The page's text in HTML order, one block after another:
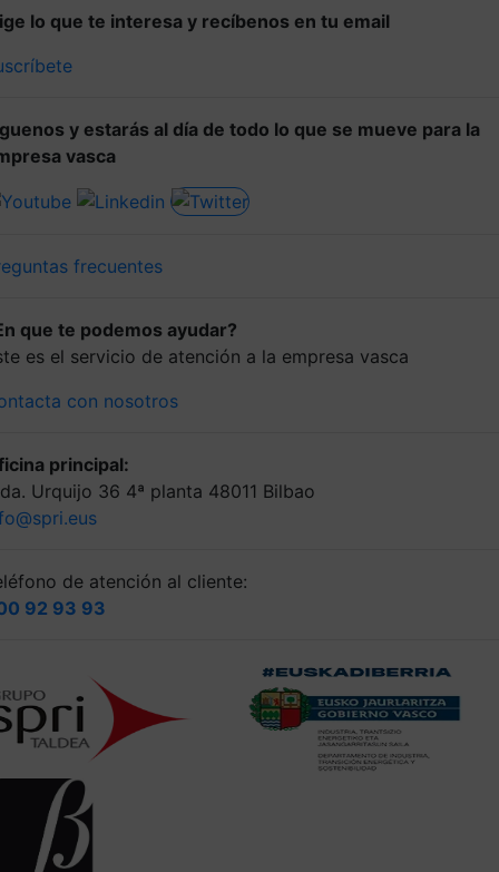
lo que te interesa y recíbenos en tu email
y estarás al día de todo lo que se mueve para la
vasca
frecuentes
que te podemos ayudar?
es el servicio de atención a la empresa vasca
con nosotros
principal:
Urquijo 36 4ª planta 48011 Bilbao
de atención al cliente:
92 93 93